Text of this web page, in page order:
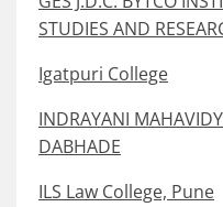
STUDIES AND
Igatpuri College
INDRAYANI
DABHADE
ILS Law College, Pune